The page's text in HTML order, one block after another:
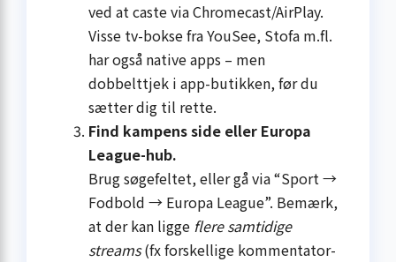
ved at caste via Chromecast/AirPlay.
Visse tv-bokse fra YouSee, Stofa m.fl.
har også native apps – men
dobbelttjek i app-butikken, før du
sætter dig til rette.
Find kampens side eller Europa
League-hub.
Brug søgefeltet, eller gå via “Sport →
Fodbold → Europa League”. Bemærk,
at der kan ligge flere samtidige
streams(fx forskellige kommentator-